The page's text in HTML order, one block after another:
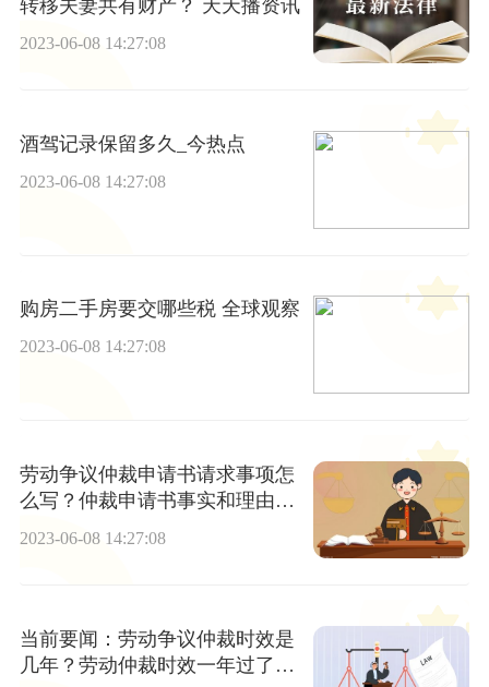
转移夫妻共有财产？ 天天播资讯
2023-06-08 14:27:08
酒驾记录保留多久_今热点
2023-06-08 14:27:08
购房二手房要交哪些税 全球观察
2023-06-08 14:27:08
劳动争议仲裁申请书请求事项怎
么写？仲裁申请书事实和理由怎
2023-06-08 14:27:08
当前要闻：劳动争议仲裁时效是
几年？劳动仲裁时效一年过了怎